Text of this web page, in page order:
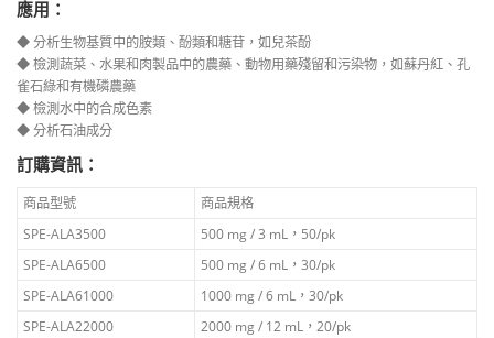
應用：
◆ 分析生物基質中的胺類、酚類和糖苷，如兒茶酚
◆ 檢測蔬菜、水果和肉製品中的農藥、動物用藥殘留和污染物，如蘇丹紅、孔
雀石綠和有機磷農藥
◆ 檢測水中的合成色素
◆ 分析石油成分
訂購資訊：
商品型號
商品規格
SPE-ALA3500
500 mg / 3 mL，50/pk
SPE-ALA6500
500 mg / 6 mL，30/pk
SPE-ALA61000
1000 mg / 6 mL，30/pk
SPE-ALA22000
2000 mg / 12 mL，20/pk